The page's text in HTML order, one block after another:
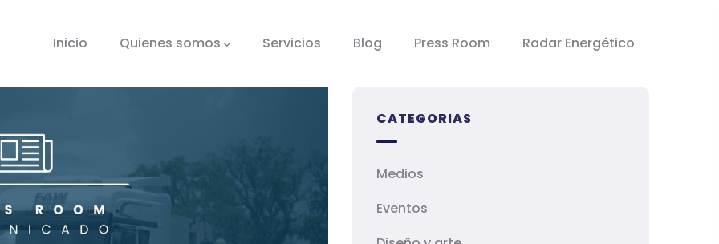
Inicio Quienes somos Servicios Blog Press Room Radar Energético
CATEGORIAS
Medios
Eventos